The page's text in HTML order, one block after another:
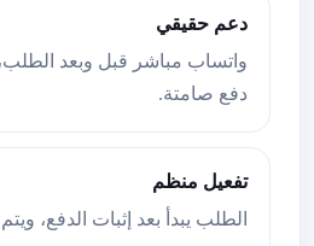
دعم حقيقي
واتساب مباشر قبل وبعد
دفع صامتة.
تفعيل منظم
الطلب يبدأ بعد إثبات الدفع،